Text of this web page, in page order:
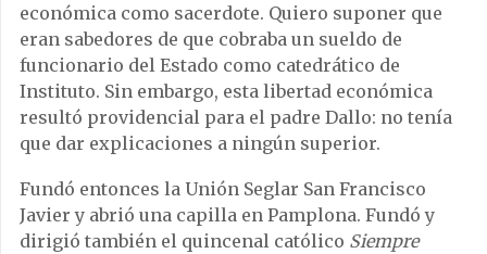
económica como sacerdote. Quiero suponer que
eran sabedores de que cobraba un sueldo de
funcionario del Estado como catedrático de
Instituto. Sin embargo, esta libertad económica
resultó providencial para el padre Dallo: no tenía
que dar explicaciones a ningún superior.
Fundó entonces la Unión Seglar San Francisco
Javier y abrió una capilla en Pamplona. Fundó y
dirigió también el quincenal católico Siempre